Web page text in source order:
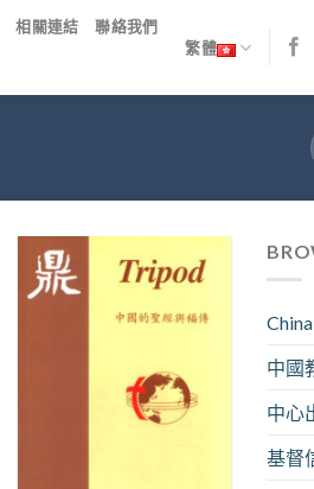
相關連結 聯絡我們
繁體
中國
中心
基督